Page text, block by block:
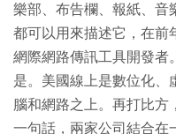
樂部、布告欄、報紙、音
都可以用來描述它，在前
網際網路傳訊工具開發者
是。美國線上是數位化、
腦和網路之上。再打比方
一句話，兩家公司結合在